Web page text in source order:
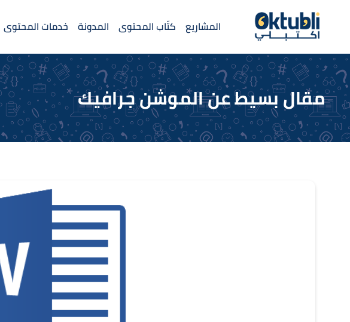
المشاريع كتّاب المحتوى المدونة خدمات المحتوى
مقال بسيط عن الموشن جرافيك